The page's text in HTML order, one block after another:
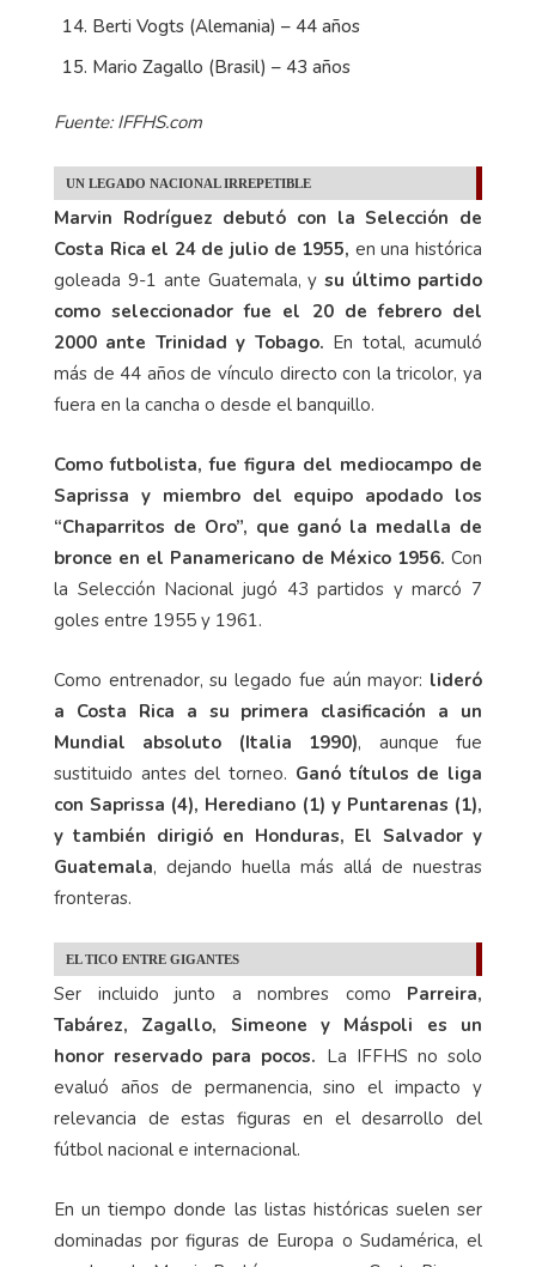
Berti Vogts (Alemania) – 44 años
Mario Zagallo (Brasil) – 43 años
Fuente: IFFHS.com
UN LEGADO NACIONAL IRREPETIBLE
Marvin Rodríguez debutó con la Selección de
Costa Rica el 24 de julio de 1955, en una histórica
goleada 9-1 ante Guatemala, y su último partido
como seleccionador fue el 20 de febrero del
2000 ante Trinidad y Tobago. En total, acumuló
más de 44 años de vínculo directo con la tricolor, ya
fuera en la cancha o desde el banquillo.
Como futbolista, fue figura del mediocampo de
Saprissa y miembro del equipo apodado los
“Chaparritos de Oro”, que ganó la medalla de
bronce en el Panamericano de México 1956. Con
la Selección Nacional jugó 43 partidos y marcó 7
goles entre 1955 y 1961.
Como entrenador, su legado fue aún mayor: lideró
a Costa Rica a su primera clasificación a un
Mundial absoluto (Italia 1990), aunque fue
sustituido antes del torneo. Ganó títulos de liga
con Saprissa (4), Herediano (1) y Puntarenas (1),
y también dirigió en Honduras, El Salvador y
Guatemala, dejando huella más allá de nuestras
fronteras.
EL TICO ENTRE GIGANTES
Ser incluido junto a nombres como Parreira,
Tabárez, Zagallo, Simeone y Máspoli es un
honor reservado para pocos. La IFFHS no solo
evaluó años de permanencia, sino el impacto y
relevancia de estas figuras en el desarrollo del
fútbol nacional e internacional.
En un tiempo donde las listas históricas suelen ser
dominadas por figuras de Europa o Sudamérica, el